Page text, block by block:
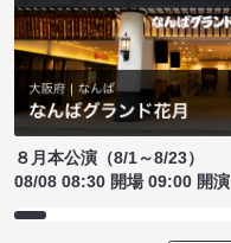
８月本公演（8/1～8/23）
08/08 08:30 開場 09:00 開演